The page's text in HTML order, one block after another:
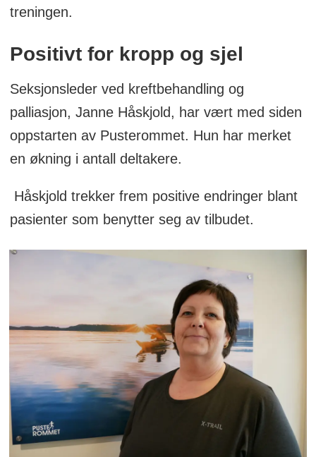
treningen.
Positivt for kropp og sjel
Seksjonsleder ved kreftbehandling og
palliasjon, Janne Håskjold, har vært med siden
oppstarten av Pusterommet. Hun har merket
en økning i antall deltakere.
Håskjold trekker frem positive endringer blant
pasienter som benytter seg av tilbudet.